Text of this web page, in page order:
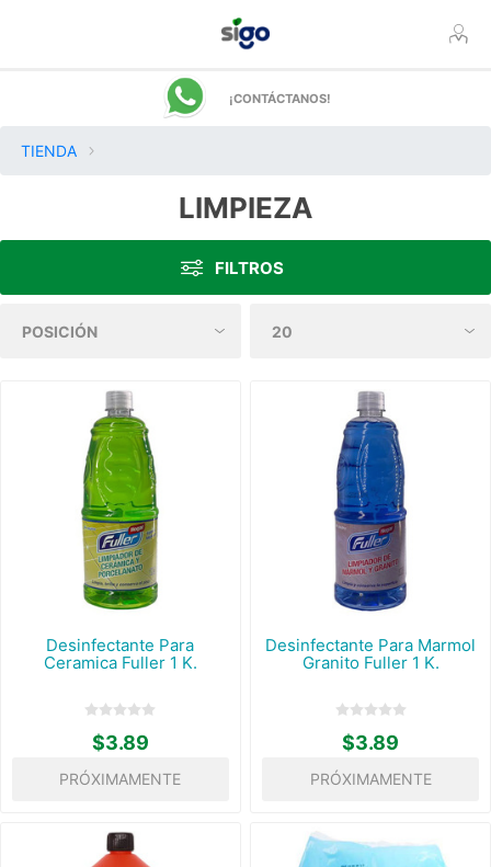
¡CONTÁCTANOS!
TIENDA
LIMPIEZA
FILTROS
Desinfectante Para
Ceramica Fuller 1 K.
$3.89
PRÓXIMAMENTE
Desinfectante Para Marmol
Granito Fuller 1 K.
$3.89
PRÓXIMAMENTE